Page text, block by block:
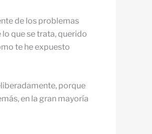
de los problemas
que se trata, querido
te he expuesto
porque
en la gran mayoría